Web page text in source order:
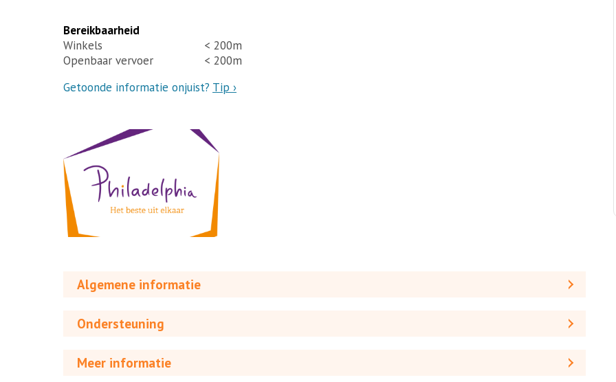
Bereikbaarheid
Winkels
< 200m
Openbaar vervoer
< 200m
Getoonde informatie onjuist? Tip ›
Algemene informatie
Ondersteuning
Meer informatie